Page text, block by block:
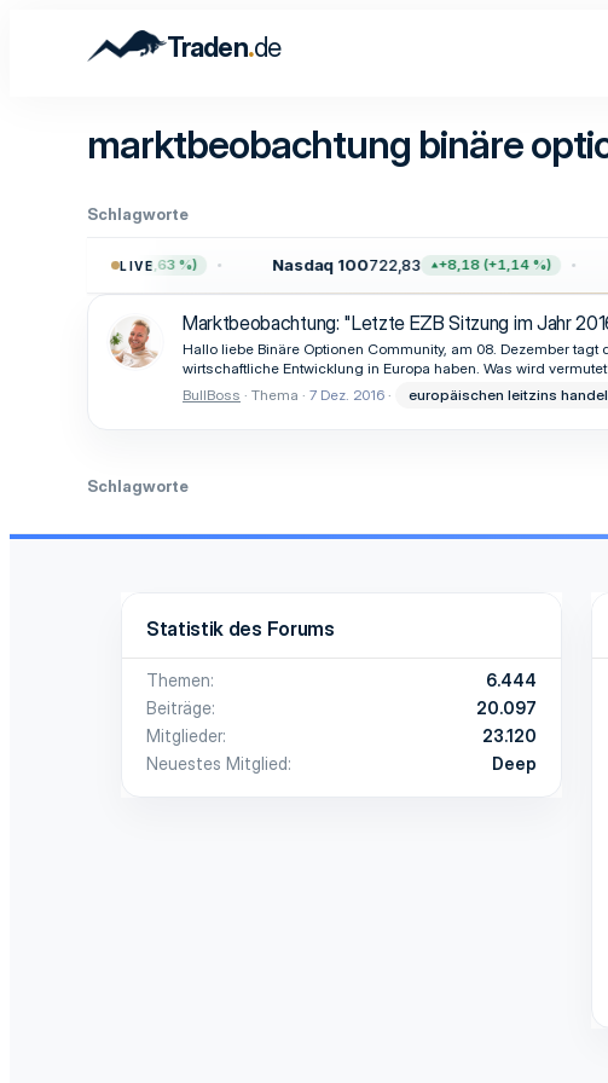
Traden.de
marktbeobachtung binäre
Schlagworte
LIVE
+48,53 (+0,63 %) Nasdaq 100722,83 +8,18 (+1,14 %)
Marktbeobachtung: "Letzte EZB Sitzung im Jahr
Hallo liebe Binäre Optionen Community, am 08. Dezember
wirtschaftliche Entwicklung in Europa haben. Was wird
BullBoss
Thema 7 Dez. 2016 europäischen leitzins
Schlagworte
Statistik des Forums
Themen
6.444
Beiträge
20.097
Mitglieder
23.120
Neuestes Mitglied
Deep